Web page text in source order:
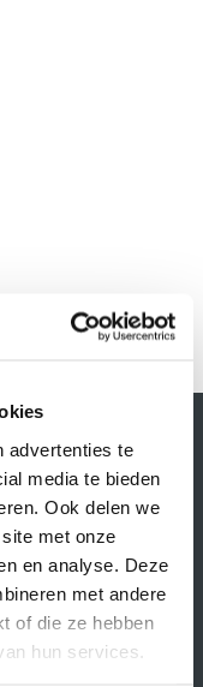
advertenties te
media te bieden
Ook delen we
met onze
en analyse. Deze
met andere
of die ze hebben
hun services.
1